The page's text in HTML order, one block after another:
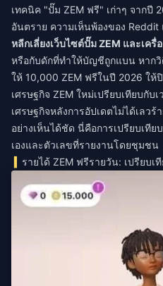
เทคนิค "ปั๊ม ZEM ฟรี" เก่าๆ จากปี
อันตราย ความเห็นพ้องของ Reddit
หลีกเลี่ยงเว็บไซต์ปั๊ม ZEM และเครื่
หรือกับดักที่ทำให้บัญชีถูกแบน หาก
ให้ 10,000 ZEM ฟรีในปี 2026 ใ
เศรษฐกิจ ZEM ใหม่เปรียบเทียบกับ
เศรษฐกิจหลังการอัปเดตไม่ได้เลว
อย่างเห็นได้ชัด นี่คือการเปรียบเที
เองและตัวเลขที่รายงานโดยชุมชน
รายได้ ZEM ฟรีรายวัน: เปรียบเ